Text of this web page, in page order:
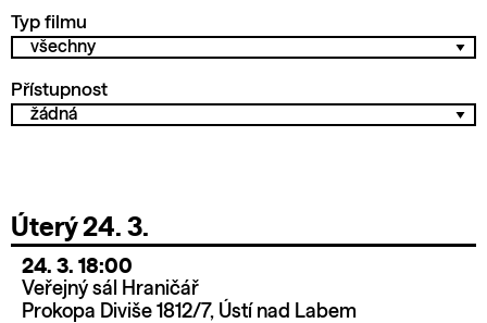
Typ filmu
Přístupnost
Úterý 24. 3.
24. 3. 18:00
Veřejný sál Hraničář
Prokopa Diviše 1812/7, Ústí nad Labem